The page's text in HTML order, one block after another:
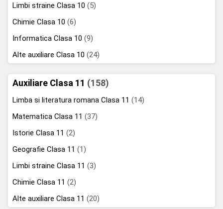
Limbi straine Clasa 10 (5)
Chimie Clasa 10 (6)
Informatica Clasa 10 (9)
Alte auxiliare Clasa 10 (24)
Auxiliare Clasa 11 (158)
Limba si literatura romana Clasa 11 (14)
Matematica Clasa 11 (37)
Istorie Clasa 11 (2)
Geografie Clasa 11 (1)
Limbi straine Clasa 11 (3)
Chimie Clasa 11 (2)
Alte auxiliare Clasa 11 (20)